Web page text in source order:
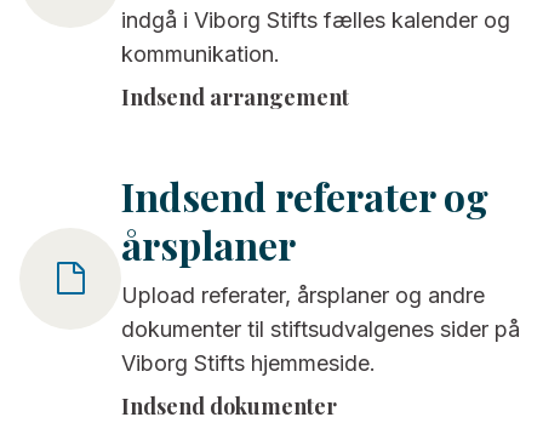
indgå i Viborg Stifts fælles kalender og
kommunikation.
Indsend arrangement
Indsend referater og
årsplaner
Upload referater, årsplaner og andre
dokumenter til stiftsudvalgenes sider på
Viborg Stifts hjemmeside.
Indsend dokumenter